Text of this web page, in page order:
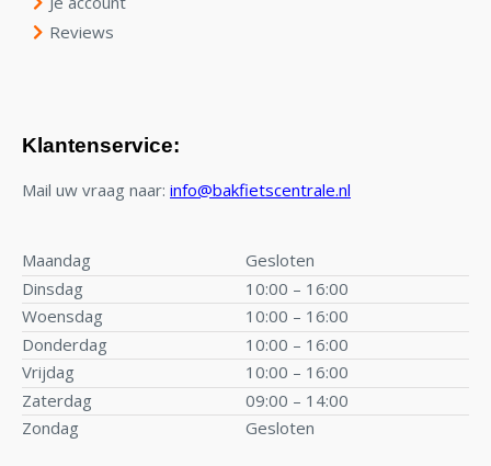
Reviews
Klantenservice:
Mail uw vraag naar: info@bakfietscentrale.nl
Maandag
Gesloten
Dinsdag
10:00 – 16:00
Woensdag
10:00 – 16:00
Donderdag
10:00 – 16:00
Vrijdag
10:00 – 16:00
Zaterdag
09:00 – 14:00
Zondag
Gesloten